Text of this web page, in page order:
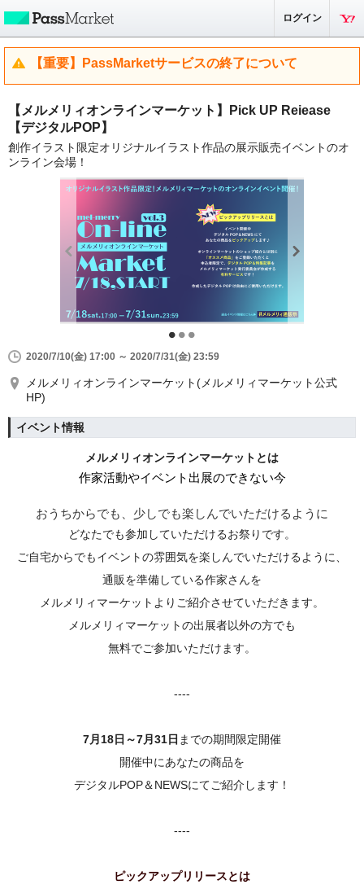
ログイン
【重要】PassMarketサービスの終了について
【メルメリィオンラインマーケット】Pick UP Reiease
【デジタルPOP】
創作イラスト限定オリジナルイラスト作品の展示販売イベントのオ
ンライン会場！
2020/7/10(金) 17:00 ～ 2020/7/31(金) 23:59
メルメリィオンラインマーケット(メルメリィマーケット公式
HP)
イベント情報
メルメリィオンラインマーケットとは
作家活動やイベント出展のできない今
おうちからでも、少しでも楽しんでいただけるように
どなたでも参加していただけるお祭りです。
ご自宅からでもイベントの雰囲気を楽しんでいただけるように、
通販を準備している作家さんを
メルメリィマーケットよりご紹介させていただきます。
メルメリィマーケットの出展者以外の方でも
無料でご参加いただけます。
----
7月18日～7月31日 までの期間限定開催
開催中にあなたの商品を
デジタルPOP＆NEWSにてご紹介します！
----
ピックアップリリースとは